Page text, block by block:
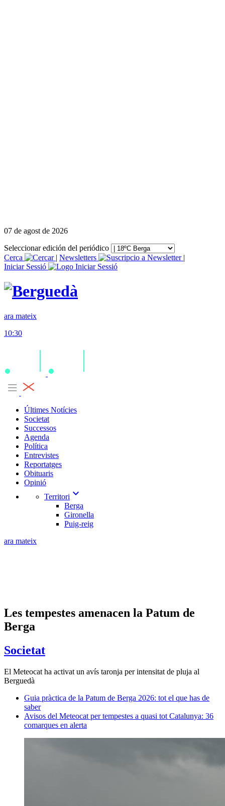
07 de agost de 2026
Seleccionar edición del periódico
Cerca
| Newsletters
|
Iniciar Sessió
ara mateix
10:30
Últimes Notícies
Societat
Successos
Agenda
Política
Entrevistes
Reportatges
Obituaris
Opinió
Territori expand_more
Berga
Gironella
Puig-reig
ara mateix
Les tempestes amenacen la Patum de
Berga
Societat
El Meteocat ha activat un avís taronja per intensitat de pluja al
Berguedà
Guia pràctica de la Patum de Berga 2026: tot el que has de
saber
Avisos del Meteocat per tempestes a quasi tot Catalunya: 36
comarques en alerta